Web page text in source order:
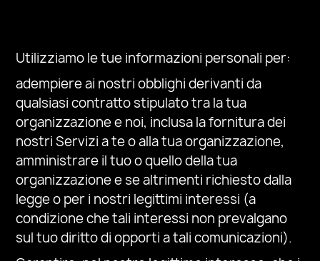
Utilizziamo le tue informazioni personali per:
adempiere ai nostri obblighi derivanti da
qualsiasi contratto stipulato tra la tua
organizzazione e noi, inclusa la fornitura dei
nostri Servizi a te o alla tua organizzazione,
amministrare il tuo o quello della tua
organizzazionee se altrimenti richiesto dalla
legge o per i nostri legittimi interessi (a
condizione che tali interessi non prevalgano
sul tuo diritto di opporti a tali comunicazioni).